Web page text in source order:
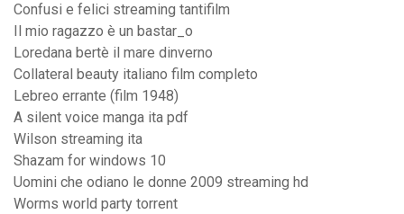
Confusi e felici streaming tantifilm
Il mio ragazzo è un bastar_o
Loredana bertè il mare dinverno
Collateral beauty italiano film completo
Lebreo errante (film 1948)
A silent voice manga ita pdf
Wilson streaming ita
Shazam for windows 10
Uomini che odiano le donne 2009 streaming hd
Worms world party torrent